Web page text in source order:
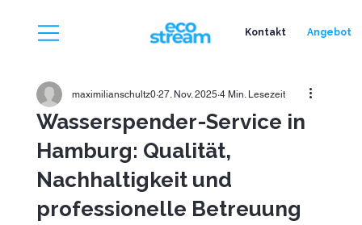
Kontakt Angebot
Wasserspender-Service in
Hamburg: Qualität,
Nachhaltigkeit und
professionelle Betreuung
maximilianschultz0 27. Nov. 2025 4 Min. Lesezeit